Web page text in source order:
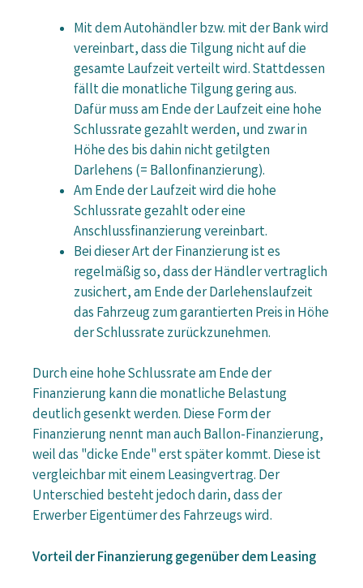
Mit dem Autohändler bzw. mit der Bank wird
vereinbart, dass die Tilgung nicht auf die
gesamte Laufzeit verteilt wird. Stattdessen
fällt die monatliche Tilgung gering aus.
Dafür muss am Ende der Laufzeit eine hohe
Schlussrate gezahlt werden, und zwar in
Höhe des bis dahin nicht getilgten
Darlehens (= Ballonfinanzierung).
Am Ende der Laufzeit wird die hohe
Schlussrate gezahlt oder eine
Anschlussfinanzierung vereinbart.
Bei dieser Art der Finanzierung ist es
regelmäßig so, dass der Händler vertraglich
zusichert, am Ende der Darlehenslaufzeit
das Fahrzeug zum garantierten Preis in Höhe
der Schlussrate zurückzunehmen.
Durch eine hohe Schlussrate am Ende der
Finanzierung kann die monatliche Belastung
deutlich gesenkt werden. Diese Form der
Finanzierung nennt man auch Ballon-Finanzierung,
weil das "dicke Ende" erst später kommt. Diese ist
vergleichbar mit einem Leasingvertrag. Der
Unterschied besteht jedoch darin, dass der
Erwerber Eigentümer des Fahrzeugs wird.
Vorteil der Finanzierung gegenüber dem Leasing